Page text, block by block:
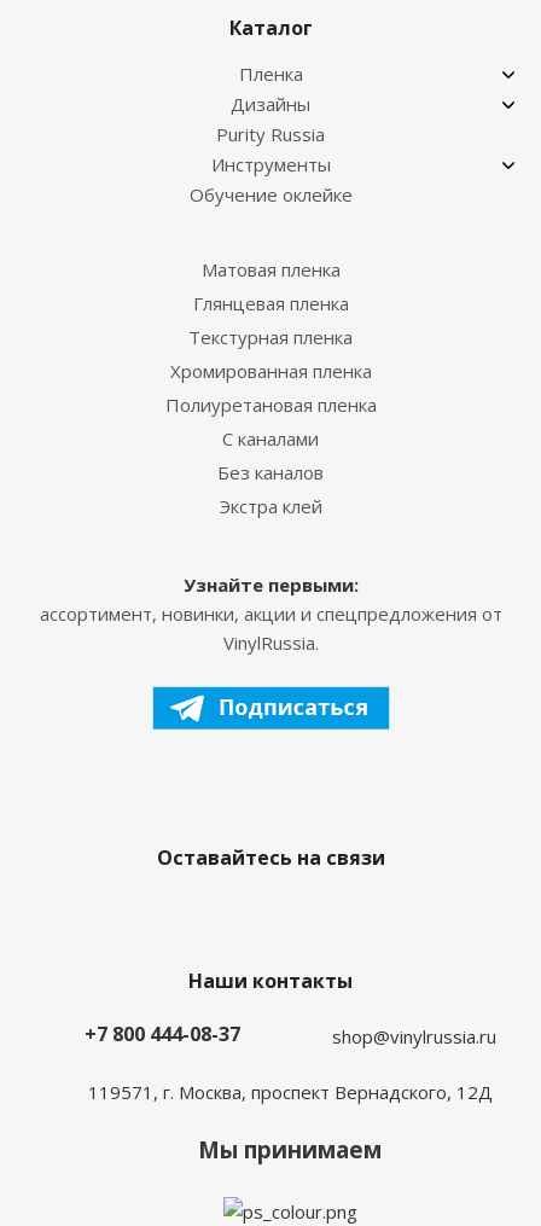
Каталог
Пленка
Дизайны
Purity Russia
Инструменты
Обучение оклейке
Матовая пленка
Глянцевая пленка
Текстурная пленка
Хромированная пленка
Полиуретановая пленка
С каналами
Без каналов
Экстра клей
Узнайте первыми:
ассортимент, новинки, акции и спецпредложения от
VinylRussia.
Оставайтесь на связи
Наши контакты
+7 800 444-08-37
shop@vinylrussia.ru
119571, г. Москва, проспект Вернадского, 12Д
Мы принимаем